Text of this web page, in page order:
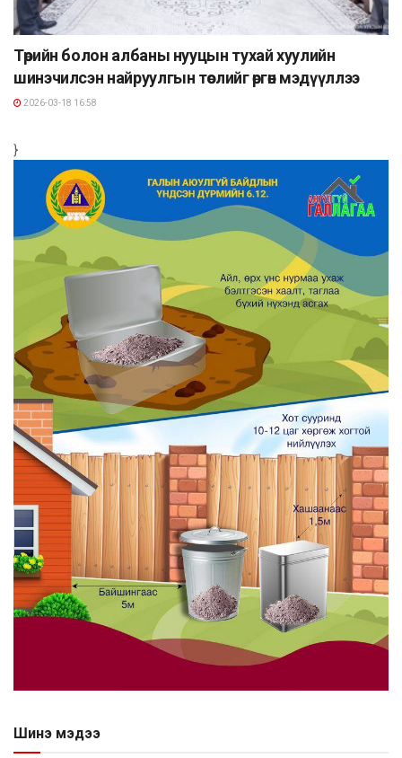
Төрийн болон албаны нууцын тухай хуулийн
шинэчилсэн найруулгын төслийг өргөн мэдүүллээ
2026-03-18 16:58
}
Шинэ мэдээ